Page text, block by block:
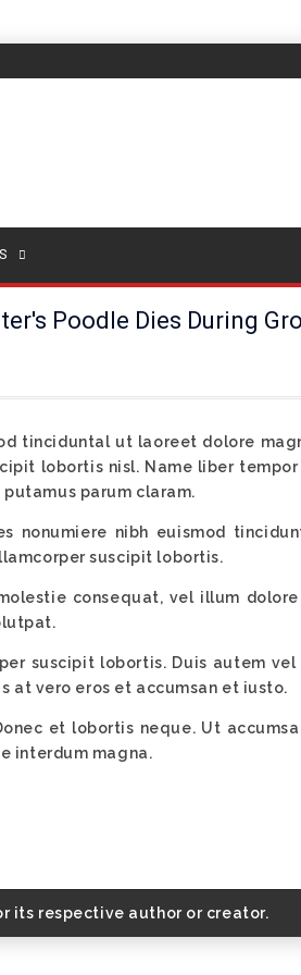
Poodle Dies During
tinciduntal ut laoreet dolore
lobortis nisl. Name liber
parum claram.
nonumiere nibh euismod
suscipit lobortis.
consequat, vel illum
suscipit lobortis. Duis autem
vero eros et accumsan et iusto.
et lobortis neque. Ut
interdum magna.
its respective author or creator.